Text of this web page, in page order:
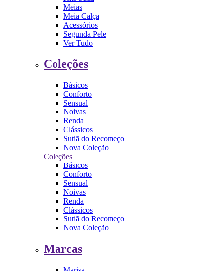
Meias
Meia Calça
Acessórios
Segunda Pele
Ver Tudo
Coleções
Básicos
Conforto
Sensual
Noivas
Renda
Clássicos
Sutiã do Recomeço
Nova Coleção
Coleções
Básicos
Conforto
Sensual
Noivas
Renda
Clássicos
Sutiã do Recomeço
Nova Coleção
Marcas